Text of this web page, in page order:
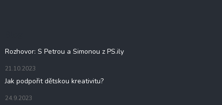
Rozhovor: S Petrou a Simonou z PS.ily
21.10.2023
Jak podpořit dětskou kreativitu?
24.9.2023